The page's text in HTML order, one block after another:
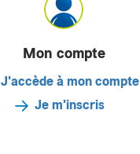
Mon compte
J'accède à mon compte
Je m'inscris